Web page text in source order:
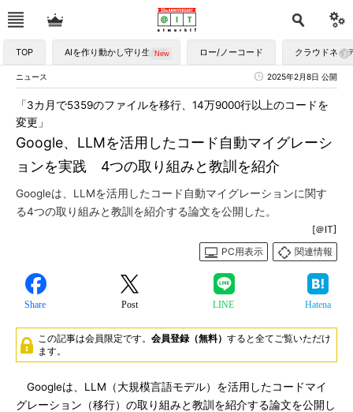
TOP AIを作り動かし守り生かす ロー/ノーコード クラウドネイ
ニュース 2025年2月8日 公開
Google、LLMを活用したコード自動マイグレーシ
ョンを実践 4つの取り組みと教訓を紹介
「3カ月で5359のファイルを移行、14万9000行以上のコードを
変更」
Googleは、LLMを活用したコード自動マイグレーションに関す
る4つの取り組みと教訓を紹介する論文を公開した。
[＠IT]
PC用表示
関連情報
Share Post LINE Hatena
この記事は会員限定です。 会員登録（無料） すると全てご覧いただけ
ます。
Googleは、LLM（大規模言語モデル）を活用したコードマイ
グレーション（移行）の取り組みと教訓を紹介する論文を公開し